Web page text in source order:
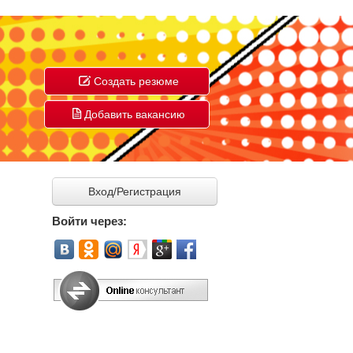
Создать резюме
Добавить вакансию
Вход/Регистрация
Войти через: